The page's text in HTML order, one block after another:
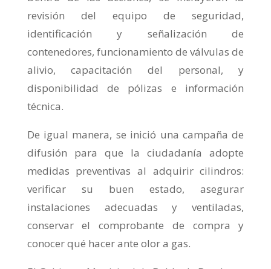
revisión del equipo de seguridad,
identificación y señalización de
contenedores, funcionamiento de válvulas de
alivio, capacitación del personal, y
disponibilidad de pólizas e información
técnica.
De igual manera, se inició una campaña de
difusión para que la ciudadanía adopte
medidas preventivas al adquirir cilindros:
verificar su buen estado, asegurar
instalaciones adecuadas y ventiladas,
conservar el comprobante de compra y
conocer qué hacer ante olor a gas.